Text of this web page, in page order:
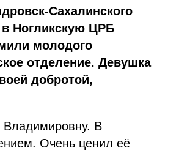
Сахалинского
Ногликскую ЦРБ
молодого
отделение. Девушка
добротой,
В
Очень ценил её